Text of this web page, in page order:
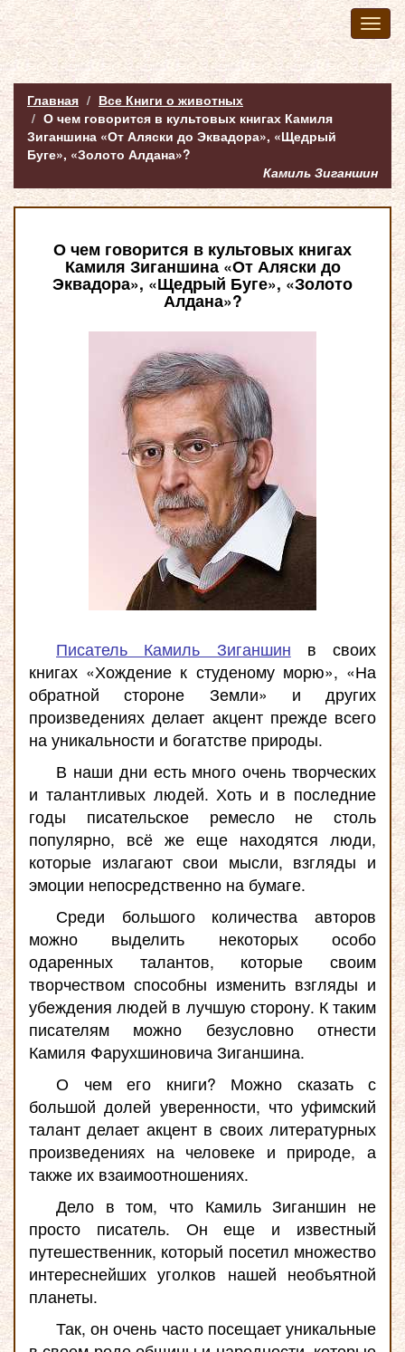
Главная
Все Книги о животных
О чем говорится в культовых книгах Камиля
Зиганшина «От Аляски до Эквадора», «Щедрый
Буге», «Золото Алдана»?
Камиль Зиганшин
О чем говорится в культовых книгах
Камиля Зиганшина «От Аляски до
Эквадора», «Щедрый Буге», «Золото
Алдана»?
Писатель Камиль Зиганшин в своих
книгах «Хождение к студеному морю», «На
обратной стороне Земли» и других
произведениях делает акцент прежде всего
на уникальности и богатстве природы.
В наши дни есть много очень творческих
и талантливых людей. Хоть и в последние
годы писательское ремесло не столь
популярно, всё же еще находятся люди,
которые излагают свои мысли, взгляды и
эмоции непосредственно на бумаге.
Среди большого количества авторов
можно выделить некоторых особо
одаренных талантов, которые своим
творчеством способны изменить взгляды и
убеждения людей в лучшую сторону. К таким
писателям можно безусловно отнести
Камиля Фарухшиновича Зиганшина.
О чем его книги? Можно сказать с
большой долей уверенности, что уфимский
талант делает акцент в своих литературных
произведениях на человеке и природе, а
также их взаимоотношениях.
Дело в том, что Камиль Зиганшин не
просто писатель. Он еще и известный
путешественник, который посетил множество
интереснейших уголков нашей необъятной
планеты.
Так, он очень часто посещает уникальные